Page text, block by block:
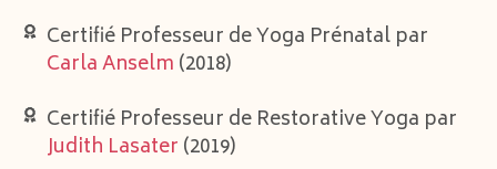
Certifié Professeur de Yoga Prénatal par
Carla Anselm (2018)
Certifié Professeur de Restorative Yoga par
Judith Lasater (2019)